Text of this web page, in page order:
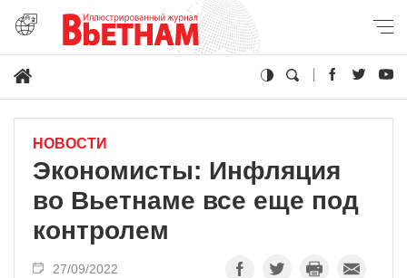
НОВОСТИ
Экономисты: Инфляция
во Вьетнаме все еще под
контролем
27/09/2022